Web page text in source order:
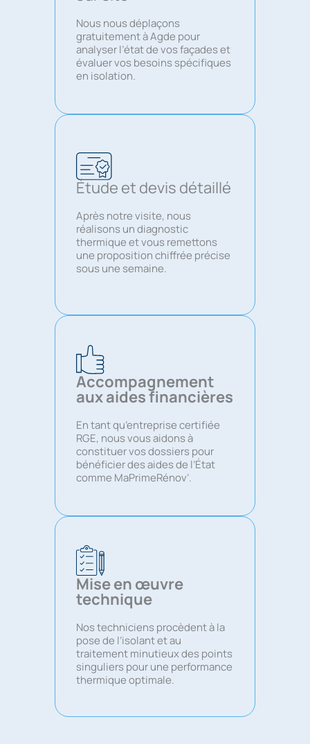
Nous nous déplaçons
gratuitement à Agde pour
analyser l’état de vos façades et
évaluer vos besoins spécifiques
en isolation.
Étude et devis détaillé
Après notre visite, nous
réalisons un diagnostic
thermique et vous remettons
une proposition chiffrée précise
sous une semaine.
Accompagnement
aux aides financières
En tant qu’entreprise certifiée
RGE, nous vous aidons à
constituer vos dossiers pour
bénéficier des aides de l’État
comme MaPrimeRénov’.
Mise en œuvre
technique
Nos techniciens procèdent à la
pose de l’isolant et au
traitement minutieux des points
singuliers pour une performance
thermique optimale.